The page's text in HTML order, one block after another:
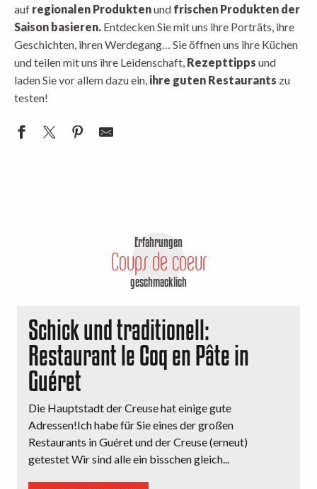
auf regionalen Produktenund frischen Produkten der
Saison basieren. Entdecken Sie mit uns ihre Porträts, ihre
Geschichten, ihren Werdegang… Sie öffnen uns ihre Küchen
und teilen mit uns ihre Leidenschaft, Rezepttipps und
laden Sie vor allem dazu ein, ihre guten Restaurants zu
testen!
Erfahrungen
Coups de coeur
geschmacklich
Schick und traditionell:
Restaurant le Coq en Pâte in
Guéret
Die Hauptstadt der Creuse hat einige gute
Adressen!Ich habe für Sie eines der großen
Restaurants in Guéret und der Creuse (erneut)
getestet Wir sind alle ein bisschen gleich...